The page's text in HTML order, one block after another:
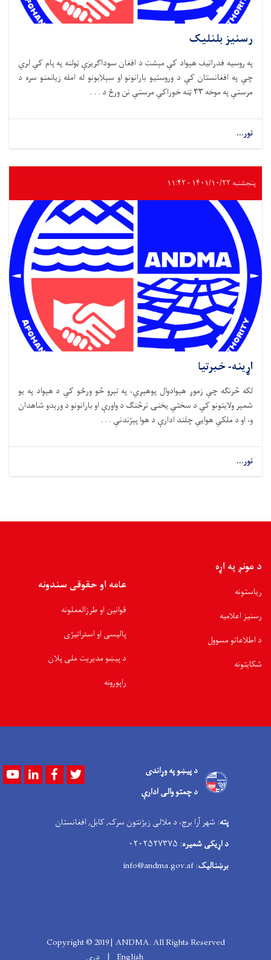
رسنیز بلنلیک
په روسیه فدراتیف هېواد کې مېشت د افغان سوداګریزې ټولنه په پام کې لري
چې په افغانستان کې د وروستیو بارانونو او سېلابونو له امله زیانمنو سره د
مرستې په موخه ۳۳ ټنه خوراکي مرستې نن ورځ د . . .
نور...
پنجشنبه ۱۴۰۱/۱۰/۲۲ - ۱۱:۴۲
اړینه- خبرتیا
لکه څرنګه چې زموږ هېوادوال پوهېږي، په تېرو څو ورځو کې د هېواد په یو
شمېر ولایتونو کې د سختې یخنۍ ترڅنګ د واورې او بارانونو د ورېدو شاهدان
و، او د ملکي هوايي چلند ادارې د هوا پېژندنې . . .
نور...
د مونږ په اړه
ریاستونه
رسنیز اعلامیه
د اطلاعاتو مسوول
شکایتونه
عامه او حقوقی سندونه
قوانین او طرزالعملونه
پالیسی او استراتیژی
د پیښو مدیریت ملی پلان
راپورونه
د پیښو په وړاندی
د چمتو والی ادارې
YoutubeLinkedInFacebook
پته: شهر آرا برج، د ملالی زیژنتون سرک, کابل, افغانستان
د اړیکی شمیره: ۰۲۰۲۵۲۷۳۷۵
برښنالیک: info@andma.gov.af
Copyright © 2019 | ANDMA. All Rights Reserved